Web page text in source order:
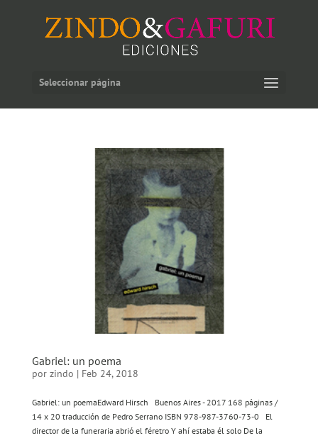
Seleccionar página
Gabriel: un poema
por zindo | Feb 24, 2018
Gabriel: un poemaEdward Hirsch Buenos Aires - 2017 168 páginas /
14 x 20 traducción de Pedro Serrano ISBN 978-987-3760-73-0 El
director de la funeraria abrió el féretro Y ahí estaba él solo De la